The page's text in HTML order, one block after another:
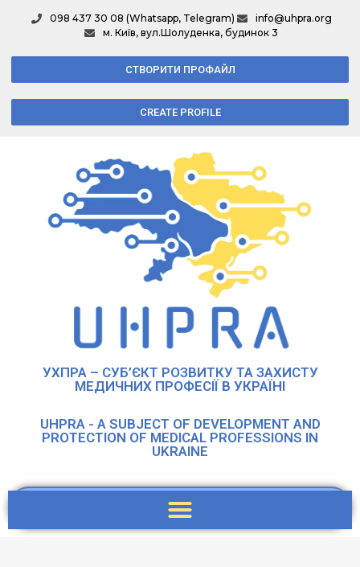
098 437 30 08 (Whatsapp, Telegram)
info@uhpra.org
м. Київ, вул.Шолуденка, будинок 3
СТВОРИТИ ПРОФАЙЛ
CREATE PROFILE
УХПРА – СУБ’ЄКТ РОЗВИТКУ ТА ЗАХИСТУ
МЕДИЧНИХ ПРОФЕСІЇ В УКРАЇНІ
UHPRA - A SUBJECT OF DEVELOPMENT AND
PROTECTION OF MEDICAL PROFESSIONS IN
UKRAINE